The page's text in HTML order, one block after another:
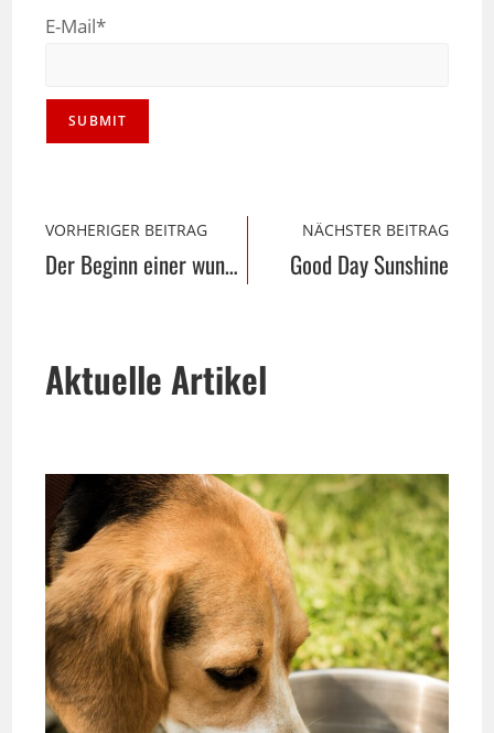
E-Mail*
VORHERIGER BEITRAG
Der Beginn einer wunderbaren Zusammenarbeit…
NÄCHSTER BEITRAG
Good Day Sunshine
Aktuelle Artikel